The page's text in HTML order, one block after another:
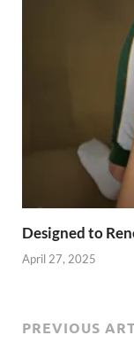
Designed to
April 27, 2025
PREVIOUS